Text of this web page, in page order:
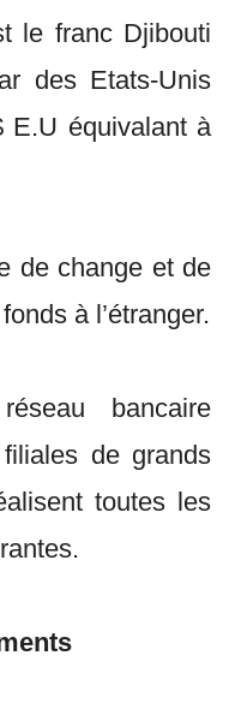
le franc Djibouti
des Etats-Unis
E.U équivalant à
de change et de
à l’étranger.
bancaire
de grands
toutes les